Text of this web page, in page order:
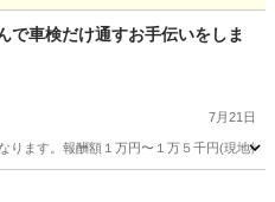
廃車
で車検だけ通すお手伝いをしま
7月21日
ります。報酬額１万円〜１万５千円(現地